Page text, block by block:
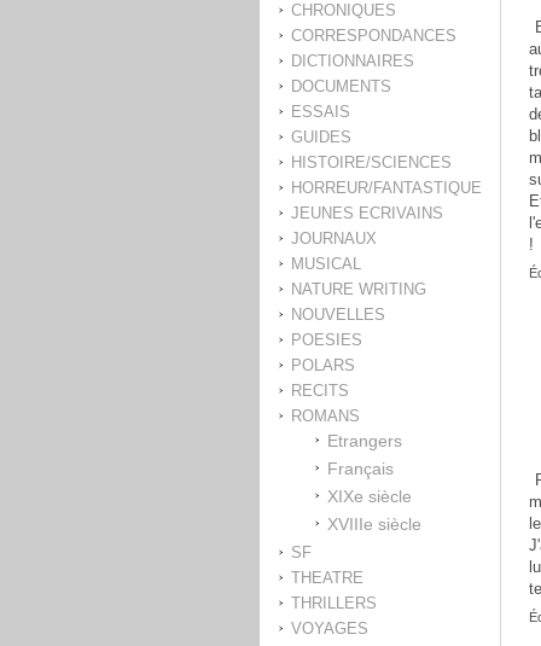
CHRONIQUES
CORRESPONDANCES
DICTIONNAIRES
DOCUMENTS
ESSAIS
GUIDES
HISTOIRE/SCIENCES
HORREUR/FANTASTIQUE
JEUNES ECRIVAINS
JOURNAUX
MUSICAL
NATURE WRITING
NOUVELLES
POESIES
POLARS
RECITS
ROMANS
Etrangers
Français
XIXe siècle
XVIIIe siècle
SF
THEATRE
THRILLERS
VOYAGES
!